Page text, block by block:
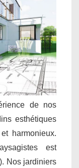
de nos
esthétiques
harmonieux.
est
Nos jardiniers